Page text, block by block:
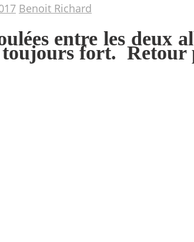
Benoit Richard
entre les
fort. Retour